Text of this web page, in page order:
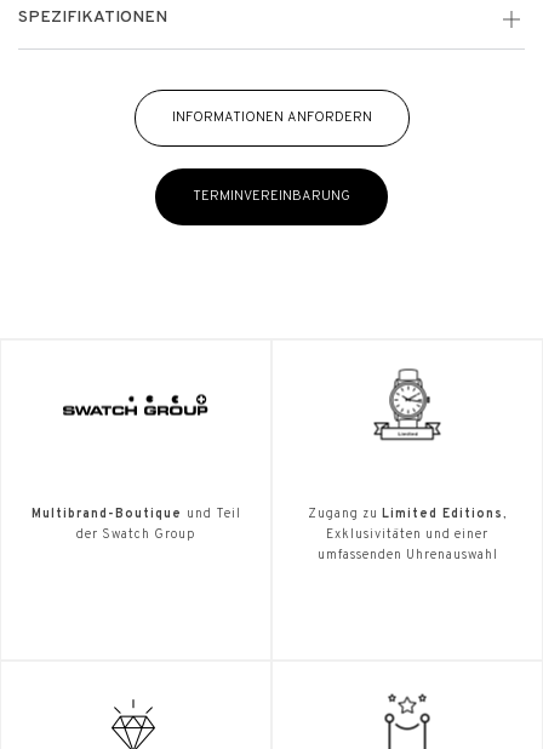
SPEZIFIKATIONEN
INFORMATIONEN ANFORDERN
TERMINVEREINBARUNG
Multibrand-Boutique
und Teil
der Swatch Group
Zugang zu Limited Editions,
Exklusivitäten und einer
umfassenden Uhrenauswahl